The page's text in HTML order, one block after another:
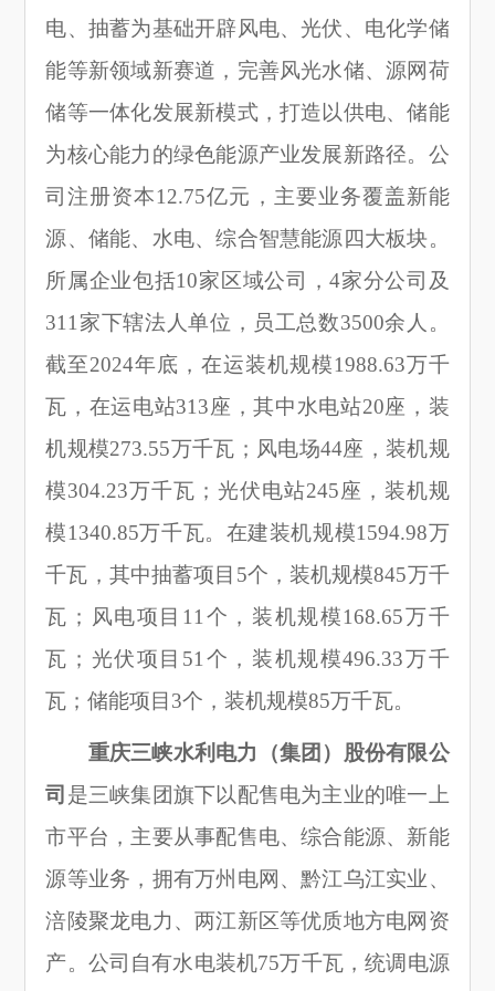
电、抽蓄为基础开辟风电、光伏、电化学储
能等新领域新赛道，完善风光水储、源网荷
储等一体化发展新模式，打造以供电、储能
为核心能力的绿色能源产业发展新路径。公
司注册资本12.75亿元，主要业务覆盖新能
源、储能、水电、综合智慧能源四大板块。
所属企业包括10家区域公司，4家分公司及
311家下辖法人单位，员工总数3500余人。
截至2024年底，在运装机规模1988.63万千
瓦，在运电站313座，其中水电站20座，装
机规模273.55万千瓦；风电场44座，装机规
模304.23万千瓦；光伏电站245座，装机规
模1340.85万千瓦。在建装机规模1594.98万
千瓦，其中抽蓄项目5个，装机规模845万千
瓦；风电项目11个，装机规模168.65万千
瓦；光伏项目51个，装机规模496.33万千
瓦；储能项目3个，装机规模85万千瓦。
重庆三峡水利电力（集团）股份有限公
司 是三峡集团旗下以配售电为主业的唯一上
市平台，主要从事配售电、综合能源、新能
源等业务，拥有万州电网、黔江乌江实业、
涪陵聚龙电力、两江新区等优质地方电网资
产。公司自有水电装机75万千瓦，统调电源